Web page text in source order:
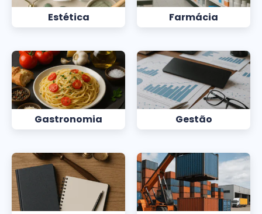
Estética Farmácia
Gastronomia Gestão